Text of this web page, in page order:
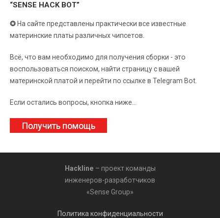
“SENSE HACK BOT”
✪ На сайте представлены практически все известные
материнские платы различных чипсетов.
Всё, что вам необходимо для получения сборки - это
воспользоваться поиском, найти страницу с вашей
материнской платой и перейти по ссылке в Telegram Bot.
Если остались вопросы, кнопка ниже...
Получить помощь
Hackline – проект команды
инженеров-разработчиков
«Sense Group»
Политика конфиденциальности